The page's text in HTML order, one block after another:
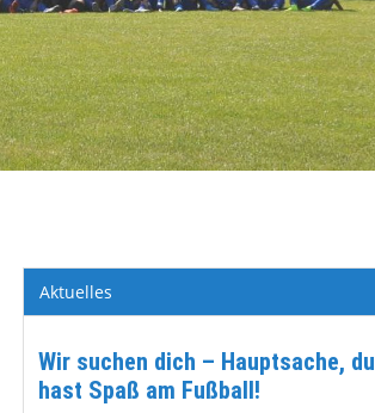
Aktuelles
Wir suchen dich – Hauptsache, du
hast Spaß am Fußball!